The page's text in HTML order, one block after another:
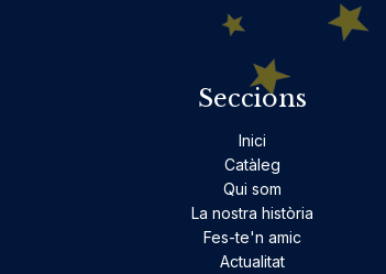
Seccions
Inici
Catàleg
Qui som
La nostra història
Fes-te'n amic
Actualitat